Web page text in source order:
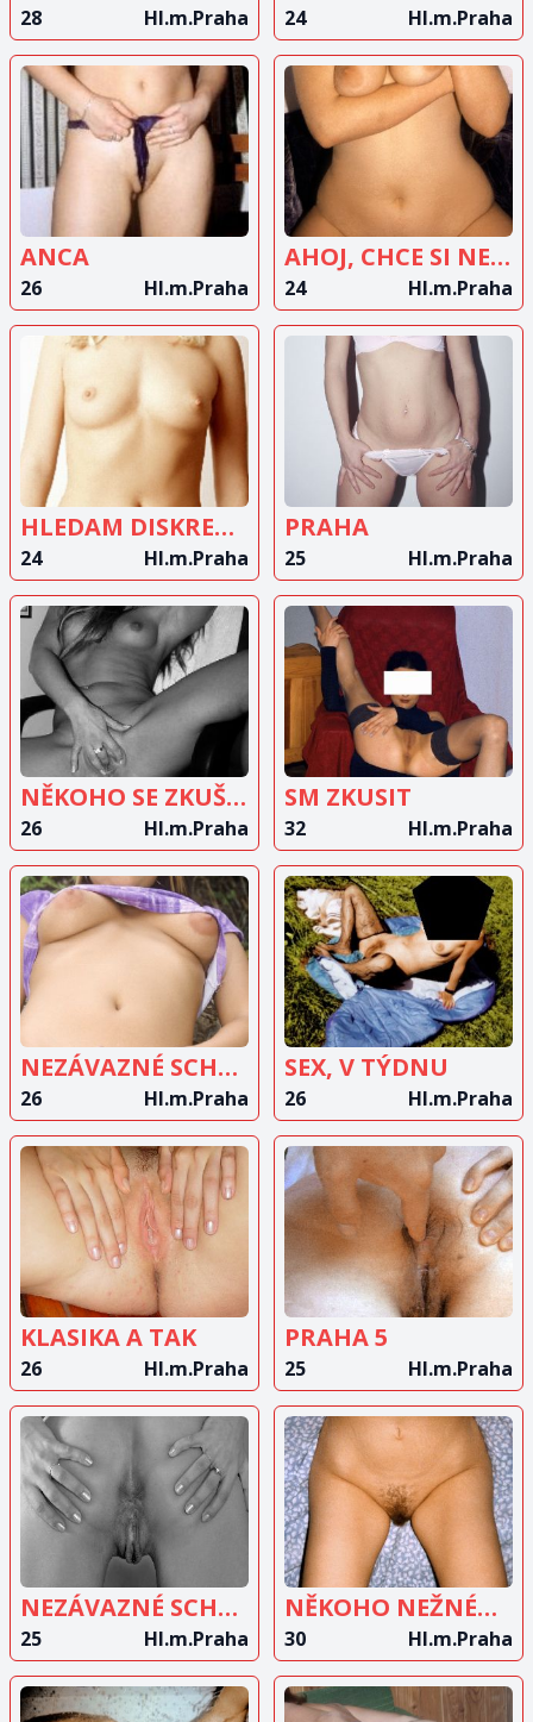
28 Hl.m.Praha 24 Hl.m.Praha
ZOBRAZIT
INZERÁT
ANCA
26 Hl.m.Praha
ZOBRAZIT
INZERÁT
AHOJ, CHCE SI NEKDO UZIT...?
24 Hl.m.Praha
ZOBRAZIT
INZERÁT
HLEDAM DISKRETNIHO MUZE
24 Hl.m.Praha
ZOBRAZIT
INZERÁT
PRAHA
25 Hl.m.Praha
ZOBRAZIT
INZERÁT
NĚKOHO SE ZKUŠENOSTMI
26 Hl.m.Praha
ZOBRAZIT
INZERÁT
SM ZKUSIT
32 Hl.m.Praha
ZOBRAZIT
INZERÁT
NEZÁVAZNÉ SCHŮZKY PRAHA
26 Hl.m.Praha
ZOBRAZIT
INZERÁT
SEX, V TÝDNU
26 Hl.m.Praha
ZOBRAZIT
INZERÁT
KLASIKA A TAK
26 Hl.m.Praha
ZOBRAZIT
INZERÁT
PRAHA 5
25 Hl.m.Praha
ZOBRAZIT
INZERÁT
NEZÁVAZNÉ SCHŮZKY
25 Hl.m.Praha
ZOBRAZIT
INZERÁT
NĚKOHO NEŽNÉHO
30 Hl.m.Praha